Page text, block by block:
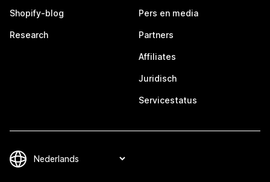
Shopify-blog
Research
Pers en media
Partners
Affiliates
Juridisch
Servicestatus